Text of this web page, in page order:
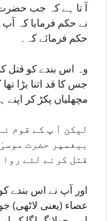
آ تا ہے کہ جب حضرت
نے حکم فرمایا کہ
حکم فرمائے کہ۔
وہ اس بندے کو قتل
جس کا قد اتنا بڑا
مچھلیاں پکڑ کر اپنے
لیکن آ پ کے قوم
بیغمپر حضرت
قتل کرنے لئے
اور آپ نے اس بندے